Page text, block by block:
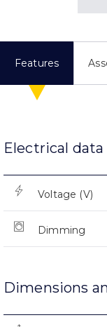
Features
Electrical data
Voltage (V)
Dimming
Dimensions